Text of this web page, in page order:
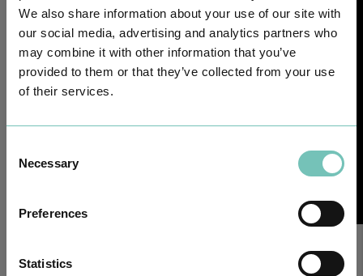
We also share information about your use of our site with
our social media, advertising and analytics partners who
may combine it with other information that you’ve
provided to them or that they’ve collected from your use
of their services.
Selection
Necessary
Preferences
Statistics